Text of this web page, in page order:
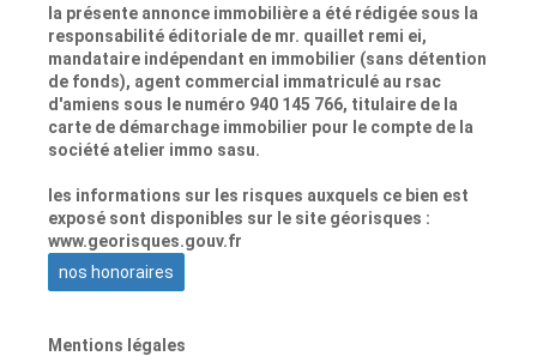
la présente annonce immobilière a été rédigée sous la
responsabilité éditoriale de mr. quaillet remi ei,
mandataire indépendant en immobilier (sans détention
de fonds), agent commercial immatriculé au rsac
d'amiens sous le numéro 940 145 766, titulaire de la
carte de démarchage immobilier pour le compte de la
société atelier immo sasu.
les informations sur les risques auxquels ce bien est
exposé sont disponibles sur le site géorisques :
www.georisques.gouv.fr
nos honoraires
Mentions légales